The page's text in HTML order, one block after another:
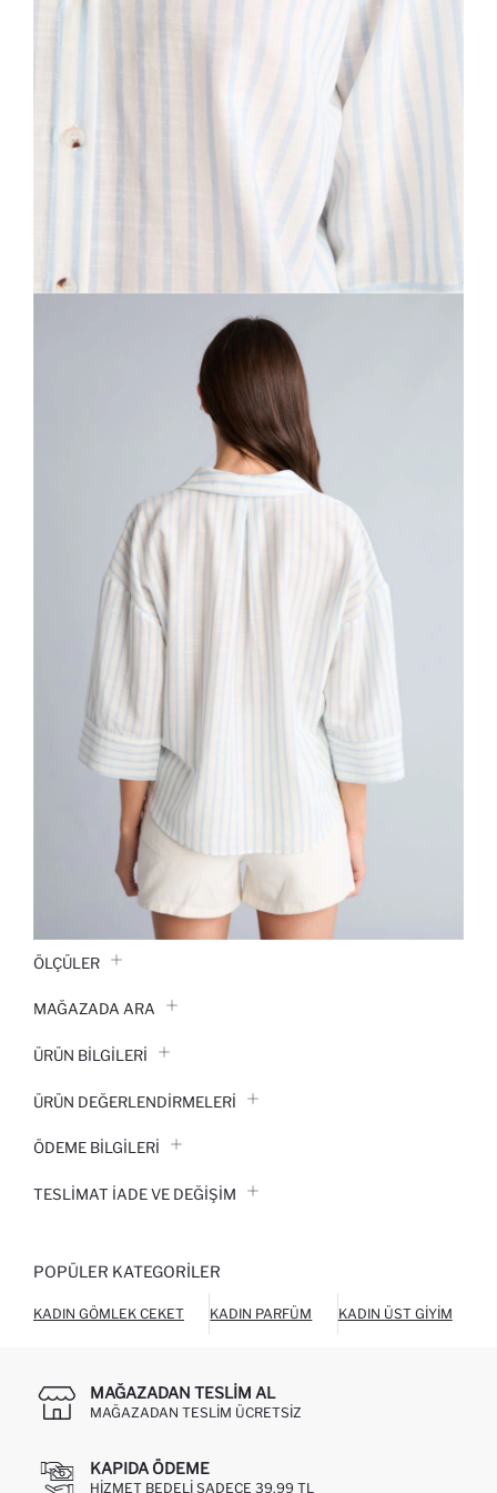
ÖLÇÜLER
MAĞAZADA ARA
ÜRÜN BILGILERI
ÜRÜN DEĞERLENDİRMELERİ
ÖDEME BİLGİLERİ
TESLIMAT İADE VE DEĞIŞIM
POPÜLER KATEGORILER
KADIN GÖMLEK CEKET KADIN PARFÜM KADIN ÜST GIYIM
MAĞAZADAN TESLIM AL
MAĞAZADAN TESLIM ÜCRETSIZ
KAPIDA ÖDEME
HIZMET BEDELI SADECE 39,99 TL